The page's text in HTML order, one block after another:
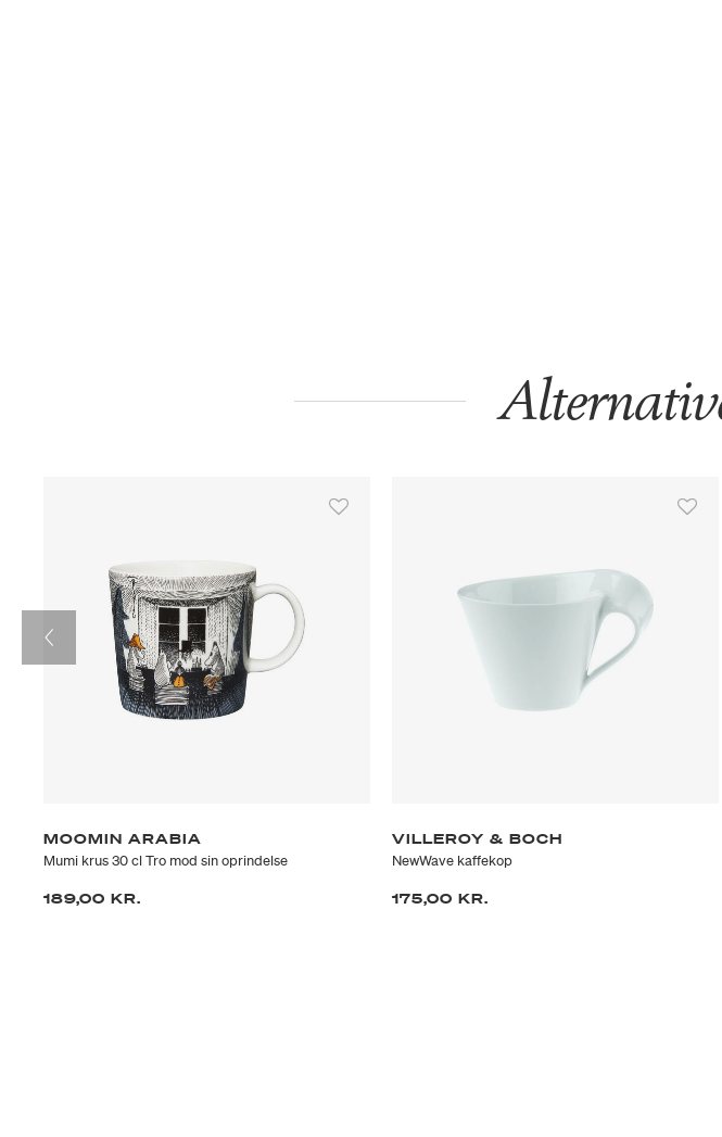
MOOMIN ARABIA
Mumi krus 30 cl Tro mod sin oprindelse
189,00 KR.
VILLEROY & BOCH
NewWave kaffekop
175,00 KR.